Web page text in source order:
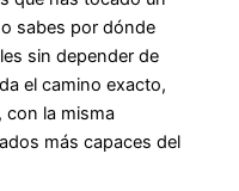
sabes por dónde
sin depender de
el camino exacto,
con la misma
más capaces del